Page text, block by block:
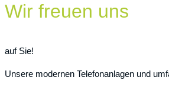
Wir freuen uns
auf Sie!
Unsere modernen Telefonanlagen und